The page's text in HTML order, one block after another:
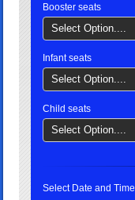
Booster seats
Select Option....
Infant seats
Select Option....
Child seats
Select Option....
Select Date and Time